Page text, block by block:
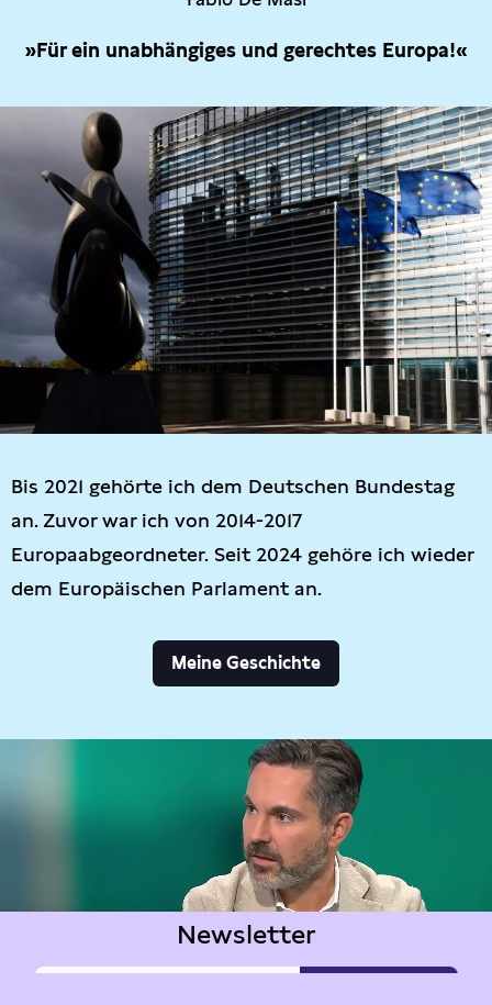
»Für ein unabhängiges und gerechtes Europa!«
Bis 2021 gehörte ich dem Deutschen Bundestag
an. Zuvor war ich von 2014-2017
Europaabgeordneter. Seit 2024 gehöre ich wieder
dem Europäischen Parlament an.
Meine Geschichte
Newsletter